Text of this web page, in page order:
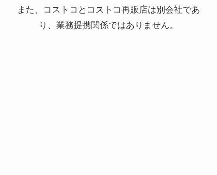
また、コストコとコストコ再販店は別会社であ
り、業務提携関係ではありません。